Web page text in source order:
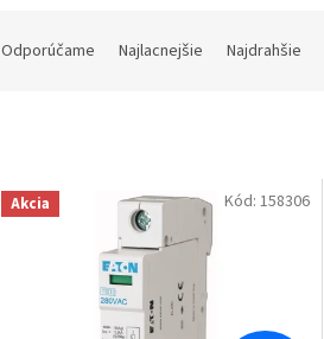
Odporúčame Najlacnejšie Najdrahšie
V Akcia Kód: 158306